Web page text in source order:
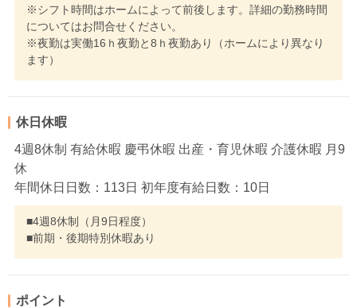
※シフト時間はホームによって前後します。詳細の勤務時間
についてはお問合せください。
※夜勤は実働16ｈ夜勤と8ｈ夜勤あり（ホームにより異なり
ます）
休日休暇
4週8休制 有給休暇 慶弔休暇 出産・育児休暇 介護休暇 月9
休
年間休日日数：113日 初年度有給日数：10日
■4週8休制（月9日程度）
■前期・後期特別休暇あり
ポイント